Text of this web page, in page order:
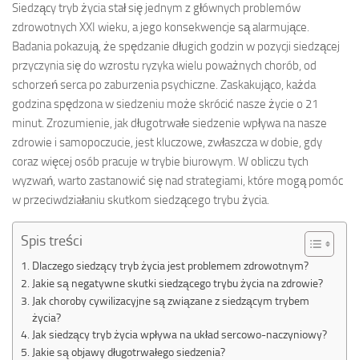
Siedzący tryb życia stał się jednym z głównych problemów
zdrowotnych XXI wieku, a jego konsekwencje są alarmujące.
Badania pokazują, że spędzanie długich godzin w pozycji siedzącej
przyczynia się do wzrostu ryzyka wielu poważnych chorób, od
schorzeń serca po zaburzenia psychiczne. Zaskakująco, każda
godzina spędzona w siedzeniu może skrócić nasze życie o 21
minut. Zrozumienie, jak długotrwałe siedzenie wpływa na nasze
zdrowie i samopoczucie, jest kluczowe, zwłaszcza w dobie, gdy
coraz więcej osób pracuje w trybie biurowym. W obliczu tych
wyzwań, warto zastanowić się nad strategiami, które mogą pomóc
w przeciwdziałaniu skutkom siedzącego trybu życia.
Spis treści
Dlaczego siedzący tryb życia jest problemem zdrowotnym?
Jakie są negatywne skutki siedzącego trybu życia na zdrowie?
Jak choroby cywilizacyjne są związane z siedzącym trybem
życia?
Jak siedzący tryb życia wpływa na układ sercowo-naczyniowy?
Jakie są objawy długotrwałego siedzenia?